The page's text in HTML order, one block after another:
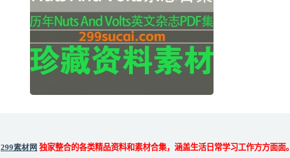
299素材网 独家整合的各类精品资料和素材合集，涵盖生活日常学习工作方方面面。